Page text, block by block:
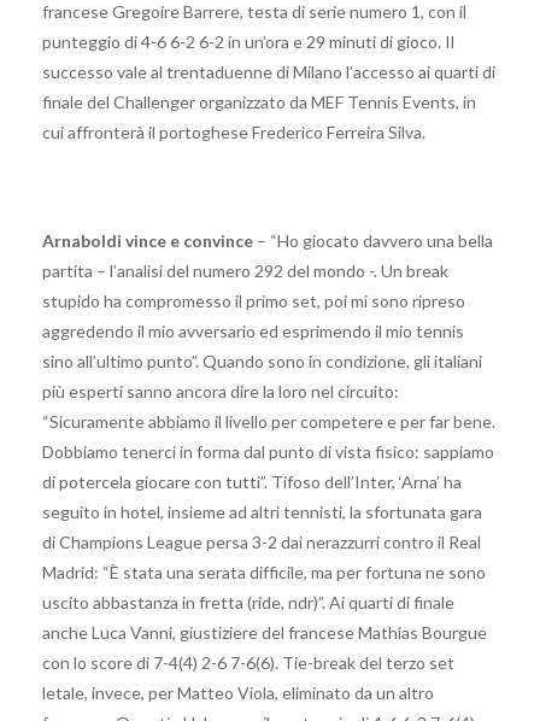
francese Gregoire Barrere, testa di serie numero 1, con il
punteggio di 4-6 6-2 6-2 in un’ora e 29 minuti di gioco. Il
successo vale al trentaduenne di Milano l’accesso ai quarti di
finale del Challenger organizzato da MEF Tennis Events, in
cui affronterà il portoghese Frederico Ferreira Silva.
Arnaboldi vince e convince – “Ho giocato davvero una bella
partita – l’analisi del numero 292 del mondo -. Un break
stupido ha compromesso il primo set, poi mi sono ripreso
aggredendo il mio avversario ed esprimendo il mio tennis
sino all’ultimo punto”. Quando sono in condizione, gli italiani
più esperti sanno ancora dire la loro nel circuito:
“Sicuramente abbiamo il livello per competere e per far bene.
Dobbiamo tenerci in forma dal punto di vista fisico: sappiamo
di potercela giocare con tutti”. Tifoso dell’Inter, ‘Arna’ ha
seguito in hotel, insieme ad altri tennisti, la sfortunata gara
di Champions League persa 3-2 dai nerazzurri contro il Real
Madrid: “È stata una serata difficile, ma per fortuna ne sono
uscito abbastanza in fretta (ride, ndr)”. Ai quarti di finale
anche Luca Vanni, giustiziere del francese Mathias Bourgue
con lo score di 7-4(4) 2-6 7-6(6). Tie-break del terzo set
letale, invece, per Matteo Viola, eliminato da un altro